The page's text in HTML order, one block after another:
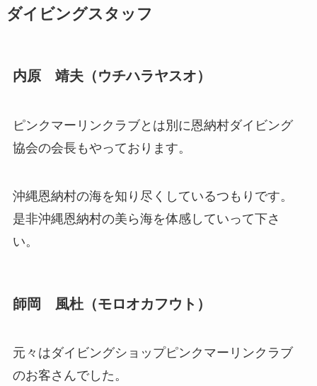
ダイビングスタッフ
内原 靖夫（ウチハラヤスオ）
ピンクマーリンクラブとは別に恩納村ダイビング
協会の会長もやっております。
沖縄恩納村の海を知り尽くしているつもりです。
是非沖縄恩納村の美ら海を体感していって下さ
い。
師岡 風杜（モロオカフウト）
元々はダイビングショップピンクマーリンクラブ
のお客さんでした。